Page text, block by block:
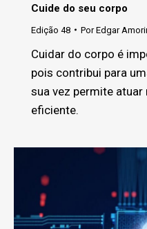
Cuide do seu corpo
Edição 48 PorEdgar
Cuidar do corpo é
pois contribui para
sua vez permite
eficiente.